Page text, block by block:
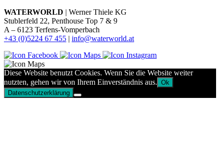
WATERWORLD | Werner Thiele KG
Stublerfeld 22, Penthouse Top 7 & 9
A – 6123 Terfens-Vomperbach
+43 (0)5224 67 455 | info@waterworld.at
Diese Website benutzt Cookies. Wenn Sie die Website weiter
nutzten, gehen wir von Ihrem Einverständnis aus. Ok
Datenschutzerklärung